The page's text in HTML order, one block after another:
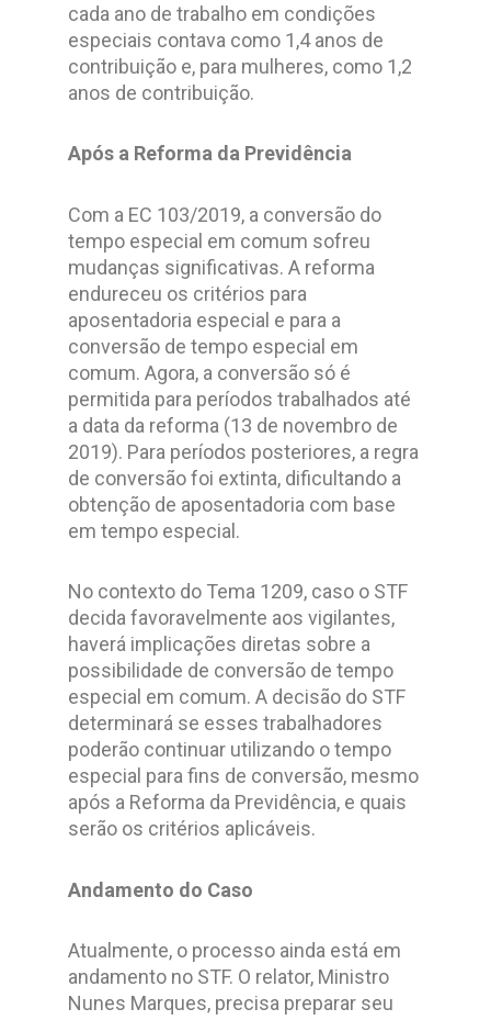
cada ano de trabalho em condições
especiais contava como 1,4 anos de
contribuição e, para mulheres, como 1,2
anos de contribuição.
Após a Reforma da Previdência
Com a EC 103/2019, a conversão do
tempo especial em comum sofreu
mudanças significativas. A reforma
endureceu os critérios para
aposentadoria especial e para a
conversão de tempo especial em
comum. Agora, a conversão só é
permitida para períodos trabalhados até
a data da reforma (13 de novembro de
2019). Para períodos posteriores, a regra
de conversão foi extinta, dificultando a
obtenção de aposentadoria com base
em tempo especial.
No contexto do Tema 1209, caso o STF
decida favoravelmente aos vigilantes,
haverá implicações diretas sobre a
possibilidade de conversão de tempo
especial em comum. A decisão do STF
determinará se esses trabalhadores
poderão continuar utilizando o tempo
especial para fins de conversão, mesmo
após a Reforma da Previdência, e quais
serão os critérios aplicáveis.
Andamento do Caso
Atualmente, o processo ainda está em
andamento no STF. O relator, Ministro
Nunes Marques, precisa preparar seu